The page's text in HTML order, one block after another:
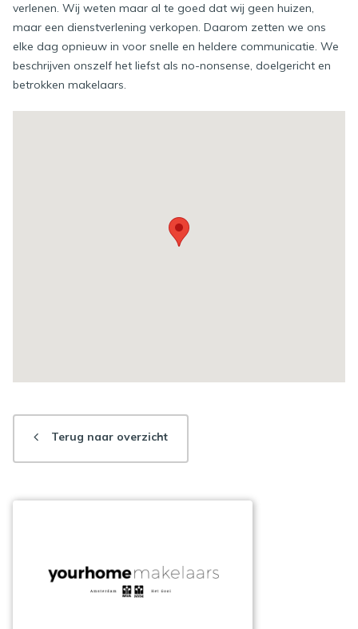
verlenen. Wij weten maar al te goed dat wij geen huizen,
maar een dienstverlening verkopen. Daarom zetten we ons
elke dag opnieuw in voor snelle en heldere communicatie. We
beschrijven onszelf het liefst als no-nonsense, doelgericht en
betrokken makelaars.
Terug naar overzicht